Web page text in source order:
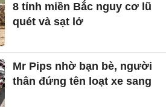
8 tỉnh miền Bắc nguy cơ lũ
quét và sạt lở
Mr Pips nhờ bạn bè, người
thân đứng tên loạt xe sang